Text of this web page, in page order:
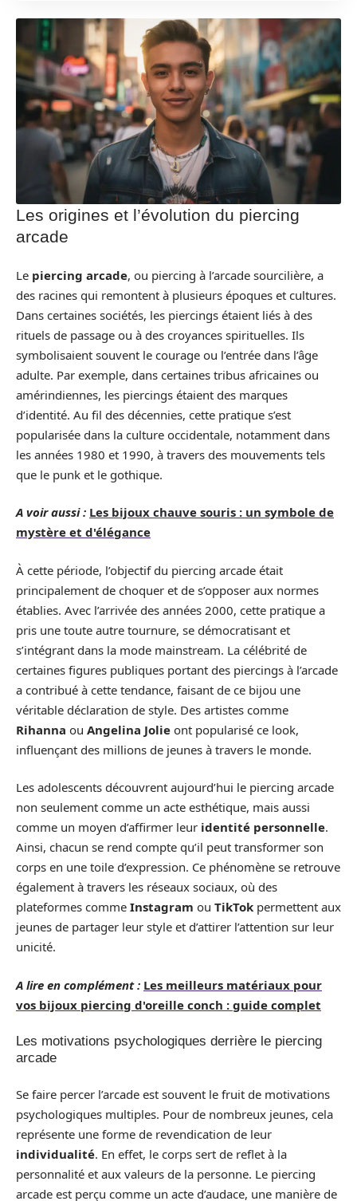
Les origines et l’évolution du piercing
arcade
Le piercing arcade, ou piercing à l’arcade sourcilière, a
des racines qui remontent à plusieurs époques et cultures.
Dans certaines sociétés, les piercings étaient liés à des
rituels de passage ou à des croyances spirituelles. Ils
symbolisaient souvent le courage ou l’entrée dans l’âge
adulte. Par exemple, dans certaines tribus africaines ou
amérindiennes, les piercings étaient des marques
d’identité. Au fil des décennies, cette pratique s’est
popularisée dans la culture occidentale, notamment dans
les années 1980 et 1990, à travers des mouvements tels
que le punk et le gothique.
A voir aussi : Les bijoux chauve souris : un symbole de
mystère et d'élégance
À cette période, l’objectif du piercing arcade était
principalement de choquer et de s’opposer aux normes
établies. Avec l’arrivée des années 2000, cette pratique a
pris une toute autre tournure, se démocratisant et
s’intégrant dans la mode mainstream. La célébrité de
certaines figures publiques portant des piercings à l’arcade
a contribué à cette tendance, faisant de ce bijou une
véritable déclaration de style. Des artistes comme
Rihanna ou Angelina Jolie ont popularisé ce look,
influençant des millions de jeunes à travers le monde.
Les adolescents découvrent aujourd’hui le piercing arcade
non seulement comme un acte esthétique, mais aussi
comme un moyen d’affirmer leur identité personnelle.
Ainsi, chacun se rend compte qu’il peut transformer son
corps en une toile d’expression. Ce phénomène se retrouve
également à travers les réseaux sociaux, où des
plateformes comme Instagram ou TikTok permettent aux
jeunes de partager leur style et d’attirer l’attention sur leur
unicité.
A lire en complément : Les meilleurs matériaux pour
vos bijoux piercing d'oreille conch : guide complet
Les motivations psychologiques derrière le piercing
arcade
Se faire percer l’arcade est souvent le fruit de motivations
psychologiques multiples. Pour de nombreux jeunes, cela
représente une forme de revendication de leur
individualité. En effet, le corps sert de reflet à la
personnalité et aux valeurs de la personne. Le piercing
arcade est perçu comme un acte d’audace, une manière de